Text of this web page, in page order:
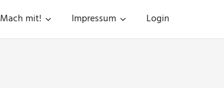
Mach mit! Impressum Login